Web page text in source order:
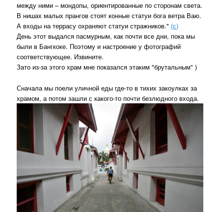
между ними – мондопы, ориентированные по сторонам света.
В нишах малых прангов стоят конные статуи бога ветра Ваю.
А входы на террасу охраняют статуи стражников." (с)
День этот выдался пасмурным, как почти все дни, пока мы
были в Бангкоке. Поэтому и настроение у фотографий
соответствующее. Извините.
Зато из-за этого храм мне показался этаким "брутальным" )
Сначала мы поели уличной еды где-то в тихих закоулках за
храмом, а потом зашли с какого-то почти безлюдного входа.